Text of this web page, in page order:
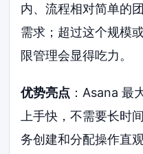
内、流程相对简单的
需求；超过这个规模
限管理会显得吃力。
优势亮点 ：Asana 最
上手快，不需要长时
务创建和分配操作直